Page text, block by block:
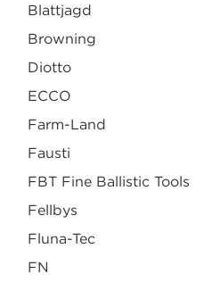
Blattjagd
Browning
Diotto
ECCO
Farm-Land
Fausti
FBT Fine Ballistic Tools
Fellbys
Fluna-Tec
FN